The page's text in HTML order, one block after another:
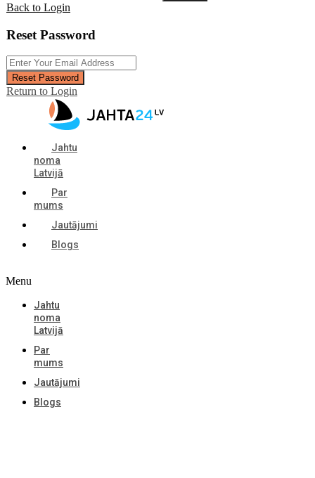
Back to Login
Reset Password
Reset Password
Return to Login
Jahtu
noma
Latvijā
Par
mums
Jautājumi
Blogs
Menu
Jahtu
noma
Latvijā
Par
mums
Jautājumi
Blogs